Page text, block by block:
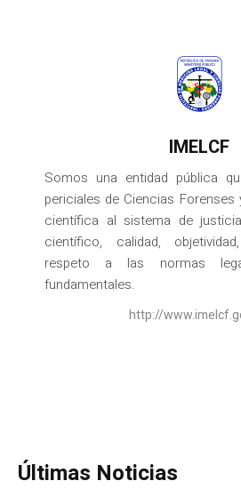
IMELCF
Somos una entidad pública
periciales de Ciencias
científica al sistema de
científico, calidad,
respeto a las normas
fundamentales.
http://
Últimas Noticias